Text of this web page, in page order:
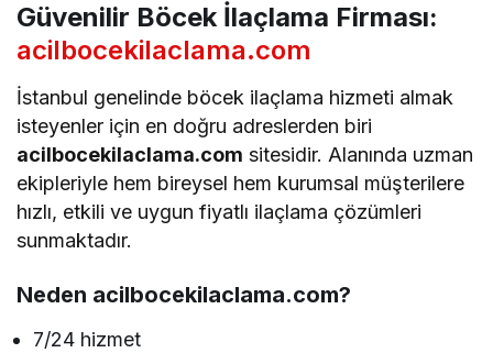
Güvenilir Böcek İlaçlama Firması:
acilbocekilaclama.com
İstanbul genelinde böcek ilaçlama hizmeti almak
isteyenler için en doğru adreslerden biri
acilbocekilaclama.com sitesidir. Alanında uzman
ekipleriyle hem bireysel hem kurumsal müşterilere
hızlı, etkili ve uygun fiyatlı ilaçlama çözümleri
sunmaktadır.
Neden acilbocekilaclama.com?
7/24 hizmet